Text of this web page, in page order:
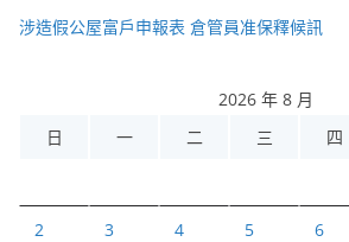
涉造假公屋富戶申報表 倉管員准保釋候訊
2026 年 8 月
日
一 二 三 四
2 3 4 5 6